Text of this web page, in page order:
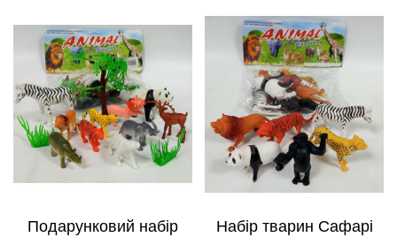
Подарунковий набір
Набір тварин Сафарі